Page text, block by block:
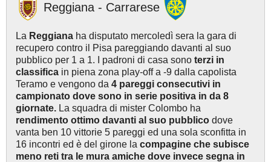
Reggiana - Carrarese
La Reggiana ha disputato mercoledì sera la gara di
recupero contro il Pisa pareggiando davanti al suo
pubblico per 1 a 1. I padroni di casa sono terzi in
classifica in piena zona play-off a -9 dalla capolista
Teramo e vengono da 4 pareggi consecutivi in
campionato dove sono in serie positiva in da 8
giornate. La squadra di mister Colombo ha
rendimento ottimo davanti al suo pubblico dove
vanta ben 10 vittorie 5 pareggi ed una sola sconfitta in
16 incontri ed è del girone la compagine che subisce
meno reti tra le mura amiche dove invece segna in